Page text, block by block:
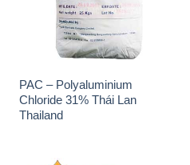
PAC – Polyaluminium
Chloride 31% Thái Lan
Thailand